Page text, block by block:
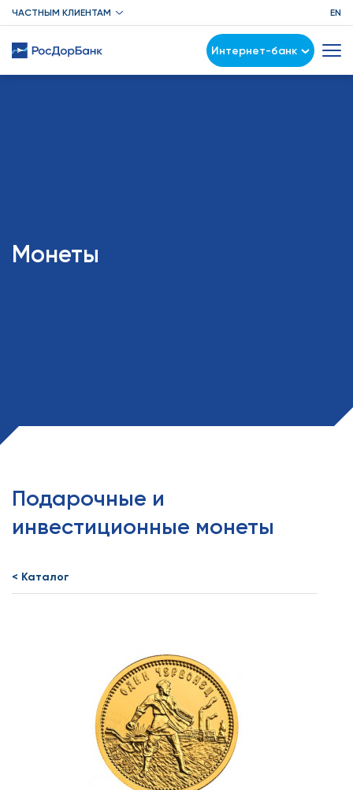
ЧАСТНЫМ КЛИЕНТАМ EN
Интернет-банк
Монеты
Подарочные и
инвестиционные монеты
< Каталог